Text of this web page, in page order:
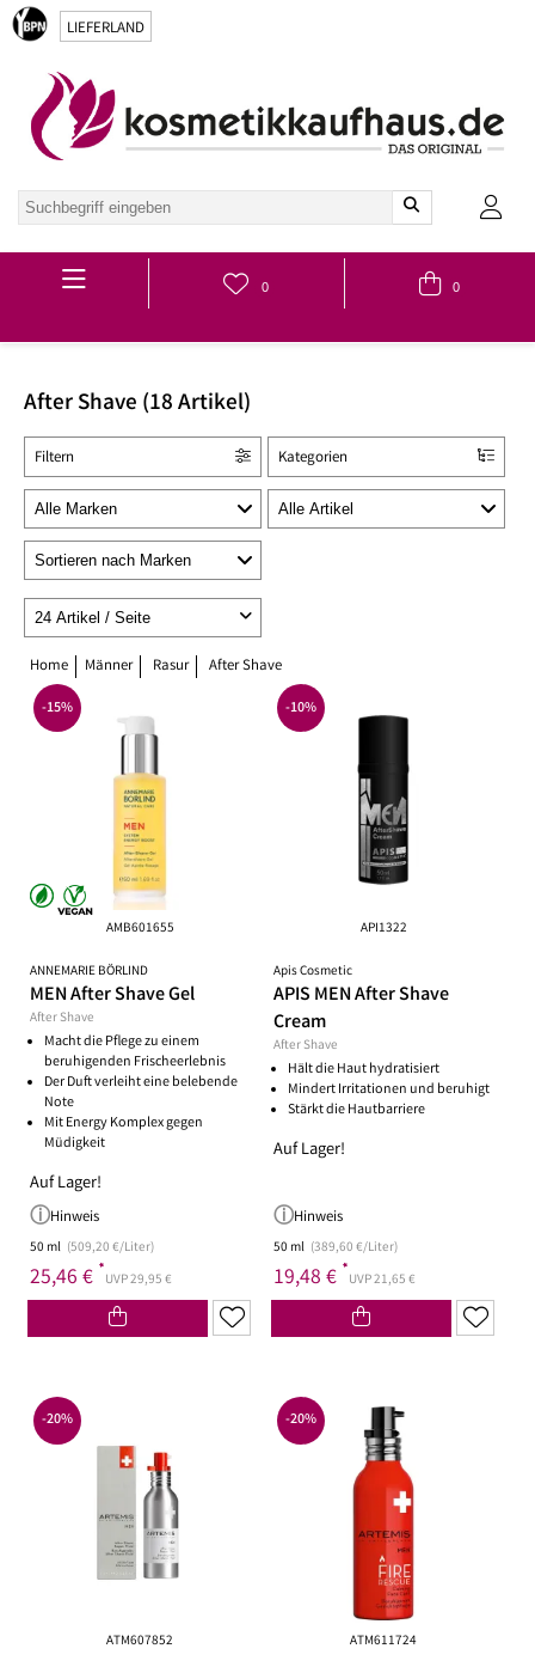
LIEFERLAND
Hauptmenü
0 0
After Shave (18 Artikel)
Kategorien
Filtern
Home Männer Rasur After Shave
AMB601655
ANNEMARIE BÖRLIND
MEN After Shave Gel
After Shave
Macht die Pflege zu einem
beruhigenden Frischeerlebnis
Der Duft verleiht eine belebende
Note
Mit Energy Komplex gegen
Müdigkeit
Auf Lager!
Hinweis
50 ml (509,20 €/Liter)
25,46 € *UVP 29,95 €
-15%
API1322
Apis Cosmetic
APIS MEN After Shave
Cream
After Shave
Hält die Haut hydratisiert
Mindert Irritationen und beruhigt
Stärkt die Hautbarriere
Auf Lager!
Hinweis
50 ml (389,60 €/Liter)
19,48 € *UVP 21,65 €
-10%
ATM607852
-20%
ATM611724
-20%